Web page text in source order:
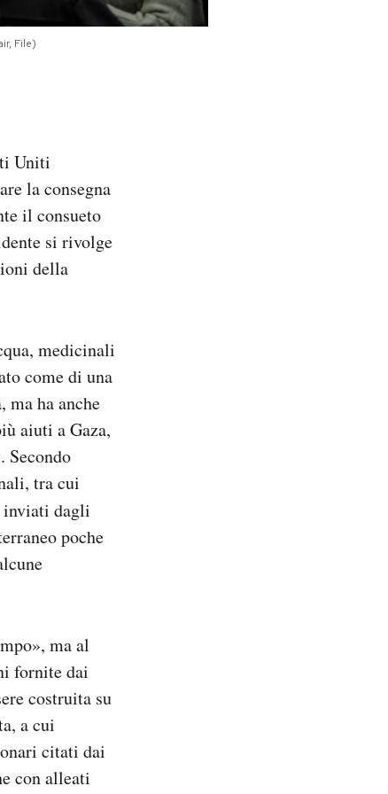
File)
Uniti
la consegna
il consueto
si rivolge
della
medicinali
come di una
ma ha anche
aiuti a Gaza,
Secondo
tra cui
inviati dagli
poche
ma al
fornite dai
costruita su
a cui
citati dai
con alleati